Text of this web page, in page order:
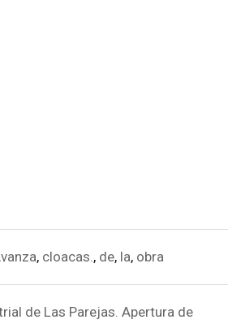
, cloacas. , de, la, obra
de Las Parejas. Apertura de